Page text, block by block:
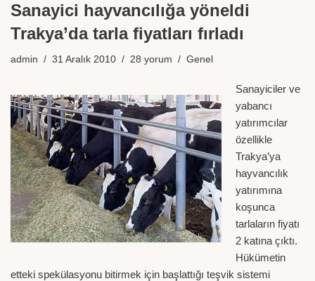
Sanayici hayvancılığa yöneldi
Trakya’da tarla fiyatları fırladı
admin 31 Aralık 2010 28 yorum Genel
Sanayiciler ve
yabancı
yatırımcılar
özellikle
Trakya’ya
hayvancılık
yatırımına
koşunca
tarlaların fiyatı
2 katına çıktı.
Hükümetin
etteki spekülasyonu bitirmek için başlattığı teşvik sistemi